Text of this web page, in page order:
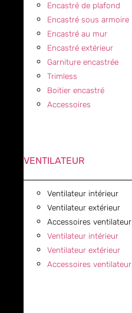
Encastré de plafond
Encastré sous armoire
Encastré au mur
Encastré extérieur
Garniture encastrée
Trimless
Boitier encastré
Accessoires
VENTILATEUR
Ventilateur intérieur
Ventilateur extérieur
Accessoires ventilateur
Ventilateur intérieur
Ventilateur extérieur
Accessoires ventilateur